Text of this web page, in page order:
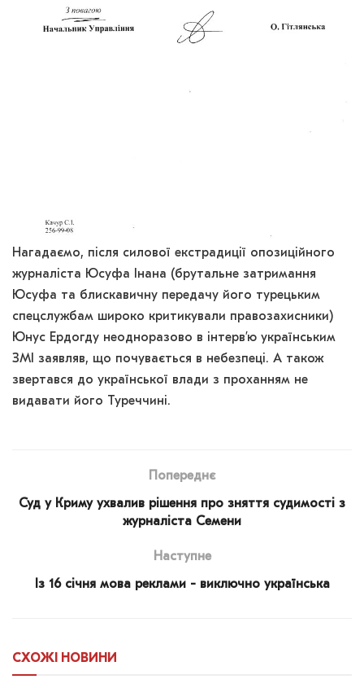
Нагадаємо, після силової екстрадиції опозиційного
журналіста Юсуфа Інана (брутальне затримання
Юсуфа та блискавичну передачу його турецьким
спецслужбам широко критикували правозахисники)
Юнус Ердогду неодноразово в інтерв’ю українським
ЗМІ заявляв, що почувається в небезпеці. А також
звертався до української влади з проханням не
видавати його Туреччині.
Попереднє
Суд у Криму ухвалив рішення про зняття судимості з
журналіста Семени
Наступне
Із 16 січня мова реклами - виключно українська
СХОЖІ НОВИНИ